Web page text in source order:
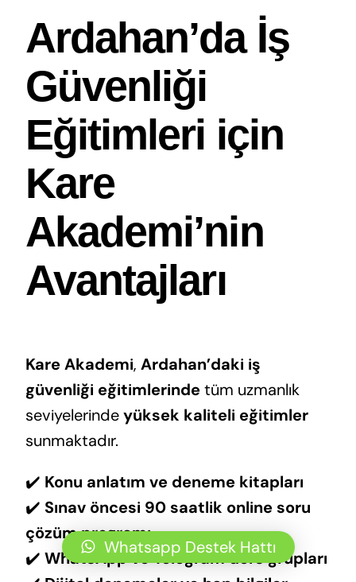
Ardahan’da İş
Güvenliği
Eğitimleri için
Kare
Akademi’nin
Avantajları
Kare Akademi, Ardahan’daki iş
güvenliği eğitimlerindetüm uzmanlık
seviyelerindeyüksek kaliteli eğitimler
sunmaktadır.
✔️ Konu anlatım ve deneme kitapları
✔️ Sınav öncesi 90 saatlik online soru
çözüm programı
✔️ WhatsApp ve Telegram ders grupları
Whatsapp Destek Hattı